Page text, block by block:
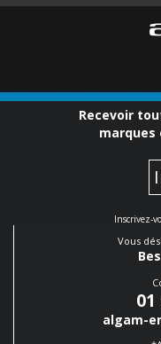
Recevoir
marques
Inscrivez-
Vous
01
algam-